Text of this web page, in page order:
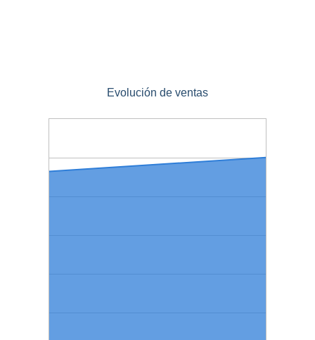
Evolución de ventas